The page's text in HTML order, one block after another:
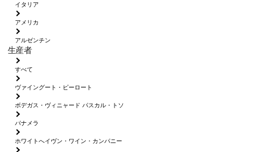
イタリア
アメリカ
アルゼンチン
生産者
すべて
ヴァイングート・ピーロート
ボデガス・ヴィニャード パスカル・トソ
パナメラ
ホワイトへイヴン・ワイン・カンパニー